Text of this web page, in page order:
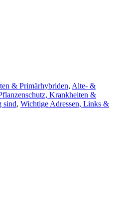
& Primärhybriden, Alte- &
Krankheiten &
sind, Wichtige Adressen, Links &